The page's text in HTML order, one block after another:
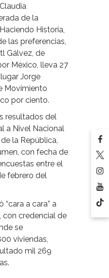
de la
Historia,
las preferencias,
Gálvez, de
México, lleva 27
Jorge
Movimiento
por ciento.
resultados del
a Nivel Nacional
la República,
con fecha de
entre el
febrero del
“cara a cara” a
con credencial de
se
viviendas,
mil 269